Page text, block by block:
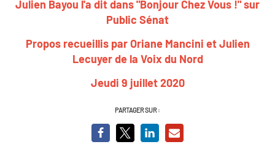
Julien Bayou l'a dit dans "Bonjour Chez Vous !" sur
Public Sénat
Propos recueillis par Oriane Mancini et Julien
Lecuyer de la Voix du Nord
Jeudi 9 juillet 2020
PARTAGER SUR :